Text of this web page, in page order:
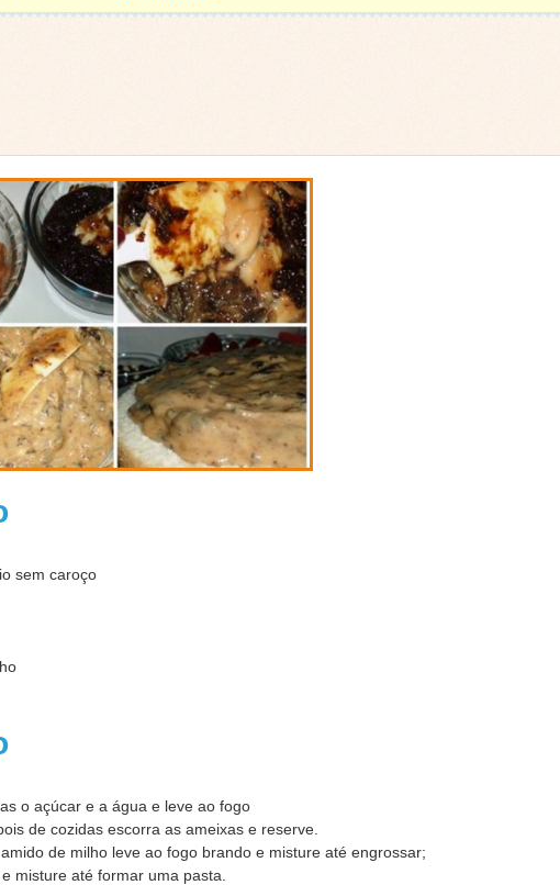
sem caroço
o açúcar e a água e leve ao fogo
de cozidas escorra as ameixas e reserve.
de milho leve ao fogo brando e misture até engrossar;
misture até formar uma pasta.